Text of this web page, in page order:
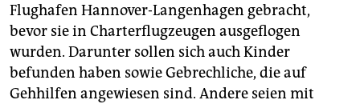
Flughafen Hannover-Langenhagen gebracht,
bevor sie in Charterflugzeugen ausgeflogen
wurden. Darunter sollen sich auch Kinder
befunden haben sowie Gebrechliche, die auf
Gehhilfen angewiesen sind. Andere seien mit